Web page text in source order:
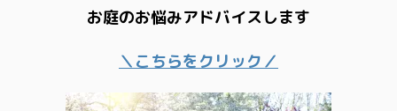
お庭のお悩みアドバイスします
＼こちらをクリック／